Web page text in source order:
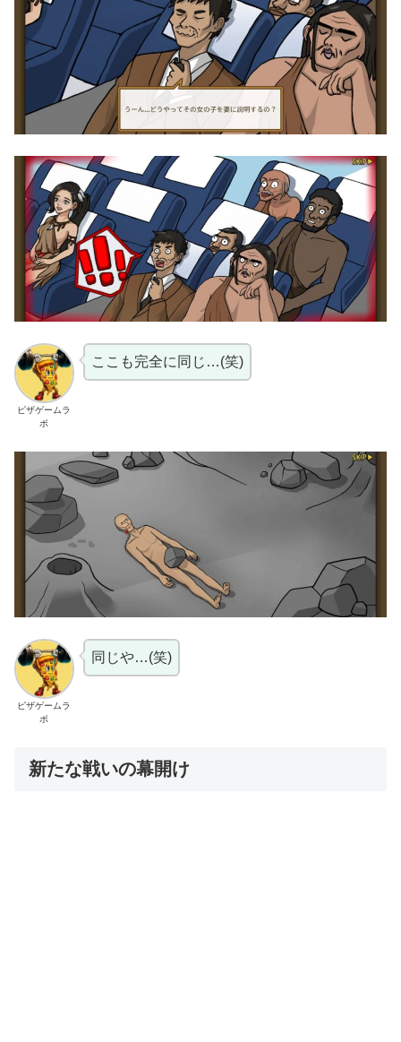
ピザゲームラ
ボ
ここも完全に同じ…(笑)
ピザゲームラ
ボ
同じや…(笑)
新たな戦いの幕開け